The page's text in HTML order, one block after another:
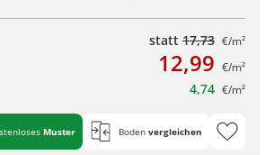
statt 17,73 €/m²
12,99 €/m²
4,74 €/m²
Muster Boden vergleichen